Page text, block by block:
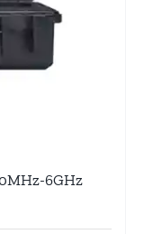
6GHz